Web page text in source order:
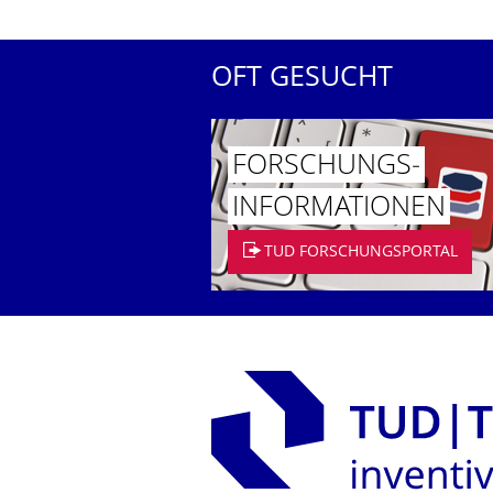
OFT GESUCHT
FORSCHUNGS­
INFORMATIO­NEN
TUD FORSCHUNGSPORTAL